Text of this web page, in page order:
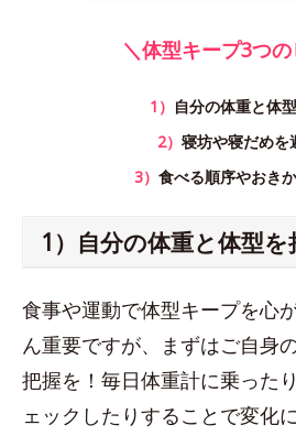
＼体型キープ3つ
1） 自分の体重と体
2） 寝坊や寝だめを
3） 食べる順序やおき
1）自分の体重と体型を
食事や運動で体型キープを心
ん重要ですが、まずはご自身
把握を！毎日体重計に乗った
ェックしたりすることで変化